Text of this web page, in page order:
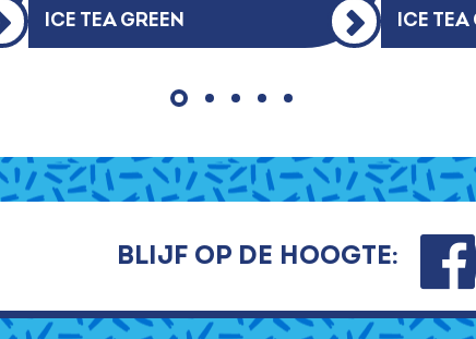
ICE TEA GREEN ICE TEA
Blijf op de hoogte:
ook